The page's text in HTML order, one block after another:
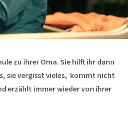
zu ihrer Oma. Sie hilft ihr dann
sie vergisst vieles, kommt nicht
erzählt immer wieder von ihrer